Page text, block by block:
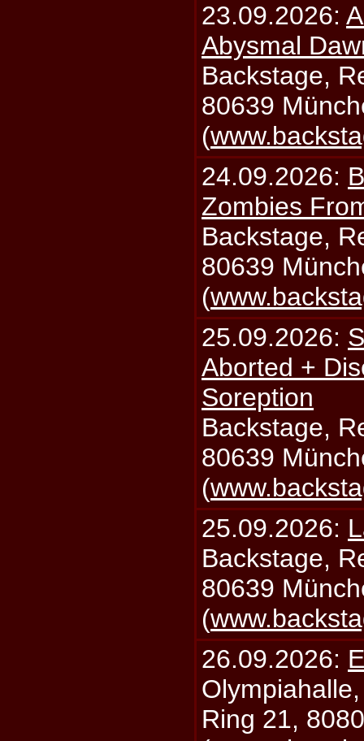
23.09.2026:
Abysmal
Backstage,
80639
(
24.09.2026:
Zombies
Backstage,
80639
(
25.09.2026:
Aborted +
Soreption
Backstage,
80639
(
25.09.2026:
Backstage,
80639
(
26.09.2026:
Ring 21,